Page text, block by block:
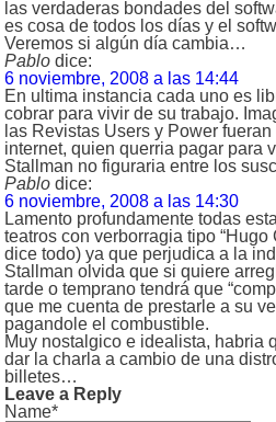
las verdaderas bondades del
es cosa de todos los días y el
Veremos si algún día cambia…
Pablo dice:
6 noviembre, 2008 a las 14:44
En ultima instancia cada uno es
cobrar para vivir de su trabajo.
las Revistas Users y Power
internet, quien querria pagar para
Stallman no figuraria entre los
Pablo dice:
6 noviembre, 2008 a las 14:30
Lamento profundamente todas
teatros con verborragia tipo
dice todo) ya que perjudica a la
Stallman olvida que si quiere
tarde o temprano tendrá que
que me cuenta de prestarle a su
pagandole el combustible.
Muy nostalgico e idealista, habria
dar la charla a cambio de una
billetes…
Leave a Reply
Name*